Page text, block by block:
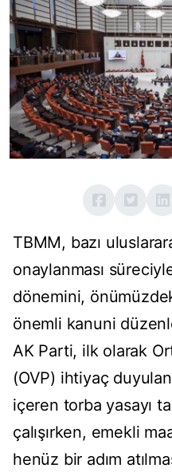
TBMM, bazı
onaylanması
dönemini,
önemli kanuni
AK Parti, ilk olarak
(OVP) ihtiyaç
içeren torba yasayı
çalışırken, emekli
henüz bir adım